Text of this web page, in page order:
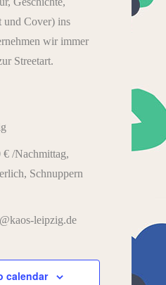
und Cover) ins
wir immer
Streetart.
/Nachmittag,
Schnuppern
leipzig.de
calendar